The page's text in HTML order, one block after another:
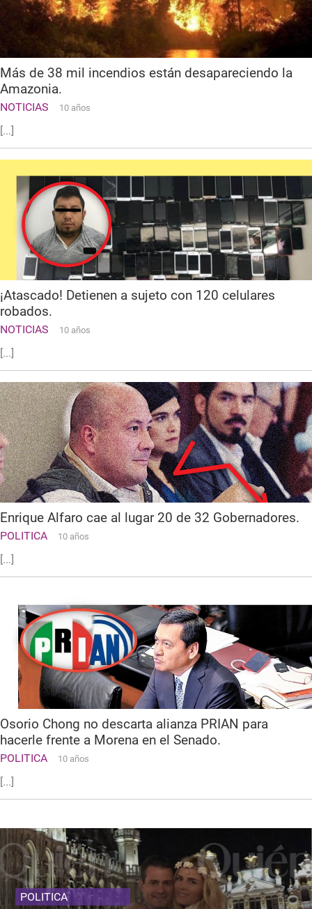
Más de 38 mil incendios están desapareciendo la
Amazonia.
NOTICIAS 10 años
[...]
¡Atascado! Detienen a sujeto con 120 celulares
robados.
NOTICIAS 10 años
[...]
Enrique Alfaro cae al lugar 20 de 32 Gobernadores.
POLITICA 10 años
[...]
Osorio Chong no descarta alianza PRIAN para
hacerle frente a Morena en el Senado.
POLITICA 10 años
[...]
POLITICA